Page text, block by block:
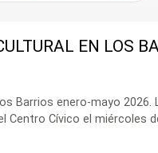
EN LOS
Barrios enero-mayo 2026.
Centro Cívico el miércoles